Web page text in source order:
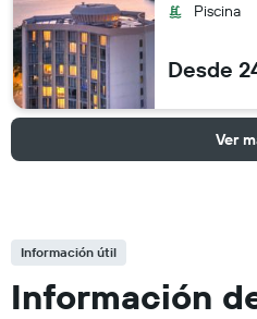
Piscina
Desde
Ver
Información útil
Información